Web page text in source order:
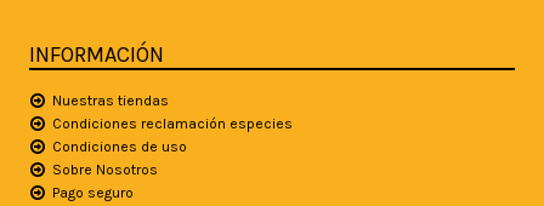
INFORMACIÓN
Nuestras tiendas
Condiciones reclamación especies
Condiciones de uso
Sobre Nosotros
Pago seguro